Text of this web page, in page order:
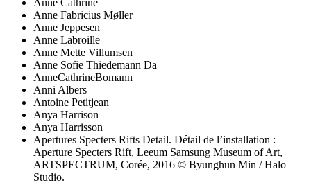
Anne Cathrine
Anne Fabricius Møller
Anne Jeppesen
Anne Labroille
Anne Mette Villumsen
Anne Sofie Thiedemann Da
AnneCathrineBomann
Anni Albers
Antoine Petitjean
Anya Harrison
Anya Harrisson
Apertures Specters Rifts Detail. Détail de l’installation :
Aperture Specters Rift, Leeum Samsung Museum of Art,
ARTSPECTRUM, Corée, 2016 © Byunghun Min / Halo
Studio.